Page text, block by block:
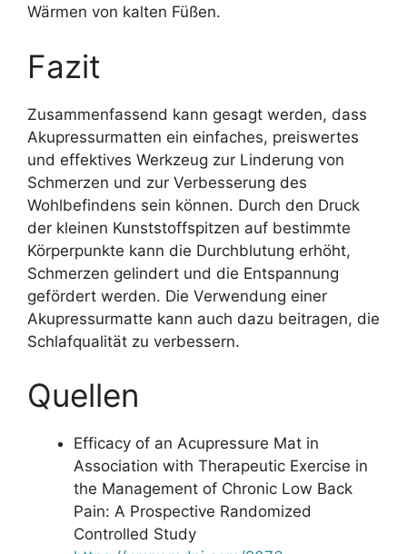
Wärmen von kalten Füßen.
Fazit
Zusammenfassend kann gesagt werden, dass
Akupressurmatten ein einfaches, preiswertes
und effektives Werkzeug zur Linderung von
Schmerzen und zur Verbesserung des
Wohlbefindens sein können. Durch den Druck
der kleinen Kunststoffspitzen auf bestimmte
Körperpunkte kann die Durchblutung erhöht,
Schmerzen gelindert und die Entspannung
gefördert werden. Die Verwendung einer
Akupressurmatte kann auch dazu beitragen, die
Schlafqualität zu verbessern.
Quellen
Efficacy of an Acupressure Mat in
Association with Therapeutic Exercise in
the Management of Chronic Low Back
Pain: A Prospective Randomized
Controlled Study